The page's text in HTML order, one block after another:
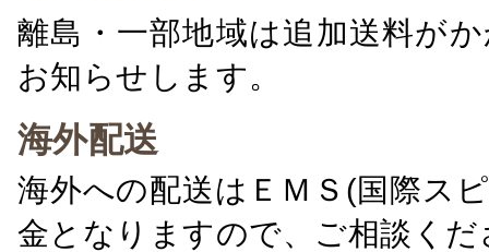
離島・一部地域は追加送料が
お知らせします。
海外配送
海外への配送はＥＭＳ(国際ス
金となりますので、ご相談くだ